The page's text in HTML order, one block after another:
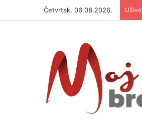
Četvrtak, 06.08.2026. Uživo